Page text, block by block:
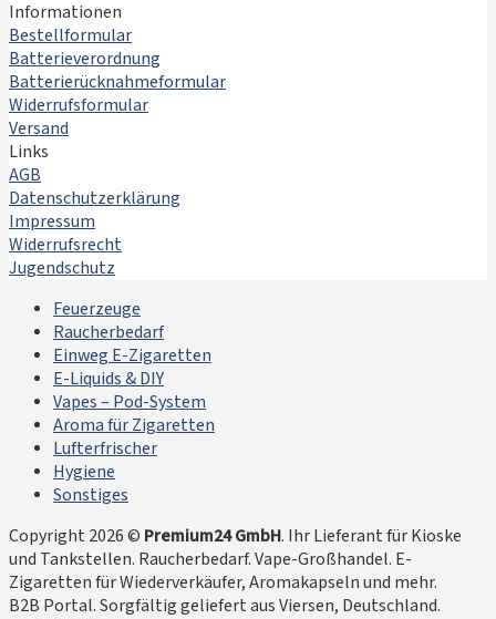
Informationen
Bestellformular
Batterieverordnung
Batterierücknahmeformular
Widerrufsformular
Versand
Links
AGB
Datenschutzerklärung
Impressum
Widerrufsrecht
Jugendschutz
Feuerzeuge
Raucherbedarf
Einweg E-Zigaretten
E-Liquids & DIY
Vapes – Pod-System
Aroma für Zigaretten
Lufterfrischer
Hygiene
Sonstiges
Copyright 2026 © Premium24 GmbH. Ihr Lieferant für Kioske
und Tankstellen. Raucherbedarf. Vape-Großhandel. E-
Zigaretten für Wiederverkäufer, Aromakapseln und mehr.
B2B Portal. Sorgfältig geliefert aus Viersen, Deutschland.